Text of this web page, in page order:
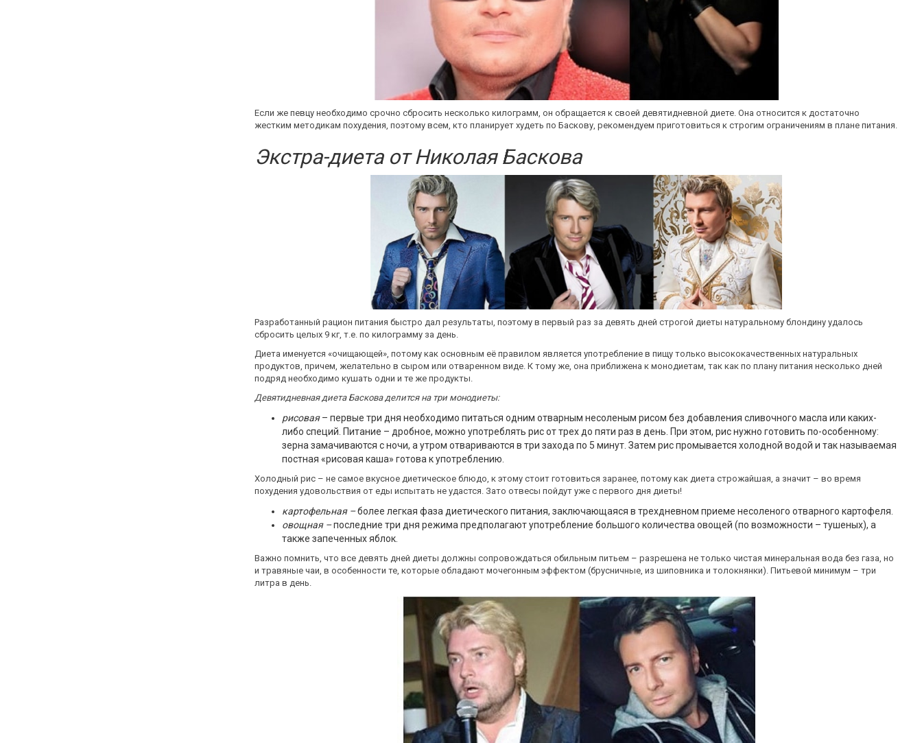
Если же певцу необходимо срочно сбросить несколько килограмм, он обращается к своей девятидневной диете. Она относится к достаточно
жестким методикам похудения, поэтому всем, кто планирует худеть по Баскову, рекомендуем приготовиться к строгим ограничениям в плане питания.
Экстра-диета от Николая Баскова
Разработанный рацион питания быстро дал результаты, поэтому в первый раз за девять дней строгой диеты натуральному блондину удалось
сбросить целых 9 кг, т.е. по килограмму за день.
Диета именуется «очищающей», потому как основным её правилом является употребление в пищу только высококачественных натуральных
продуктов, причем, желательно в сыром или отваренном виде. К тому же, она приближена к монодиетам, так как по плану питания несколько дней
подряд необходимо кушать одни и те же продукты.
Девятидневная диета Баскова делится на три монодиеты:
рисовая– первые три дня необходимо питаться одним отварным несоленым рисом без добавления сливочного масла или каких-
либо специй. Питание – дробное, можно употреблять рис от трех до пяти раз в день. При этом, рис нужно готовить по-особенному:
зерна замачиваются с ночи, а утром отвариваются в три захода по 5 минут. Затем рис промывается холодной водой и так называемая
постная «рисовая каша» готова к употреблению.
Холодный рис – не самое вкусное диетическое блюдо, к этому стоит готовиться заранее, потому как диета строжайшая, а значит – во время
похудения удовольствия от еды испытать не удастся. Зато отвесы пойдут уже с первого дня диеты!
картофельная –более легкая фаза диетического питания, заключающаяся в трехдневном приеме несоленого отварного картофеля.
овощная –последние три дня режима предполагают употребление большого количества овощей (по возможности – тушеных), а
также запеченных яблок.
Важно помнить, что все девять дней диеты должны сопровождаться обильным питьем – разрешена не только чистая минеральная вода без газа, но
и травяные чаи, в особенности те, которые обладают мочегонным эффектом (брусничные, из шиповника и толокнянки). Питьевой минимум – три
литра в день.